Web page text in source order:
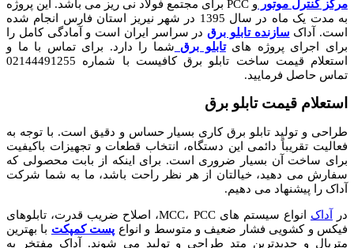
مرکز کنترل موتور و PCC
برای مجتمع فولاد نی ریز می باشد. این پروژه
به مدت یک ماه در سال 1395 در شهر نیریز استان فارس انجام شده
است. آداک سازنده تابلو برق در سراسر ایران است و آمادگی کامل را
برای اجرای پروژه هایتابلو برق شما را دارد. برای تماس با ما و
استعلام قیمت ساخت تابلو برق کافیست با شماره 02144491255
تماس حاصل فرمایید.
استعلام قیمت تابلو برق
طراحی و تولید تابلو برق کاری بسیار حساس و دقیق است. با توجه به
فعالیت تقریباً دائمی این دستگاه، انتخاب قطعات و تجهیزات باکیفیت
برای ساخت آن بسیار ضروری است. برای اینکه از بابت محصولی که
سفارش می دهید، خیالتان از هر نظر راحت باشد، ما به شما شرکت
آداک را پیشنهاد می دهیم.
در آداک
انواع سیستم های MCC، PCC، اصلاح ضریب قدرت، تابلوهای
فیکس و کشویی فشار ضعیف و متوسط و انواع پست کمپکت با بهترین
متریال و جدیدترین متد طراحی و تولید می شوند. آداک مفتخر به